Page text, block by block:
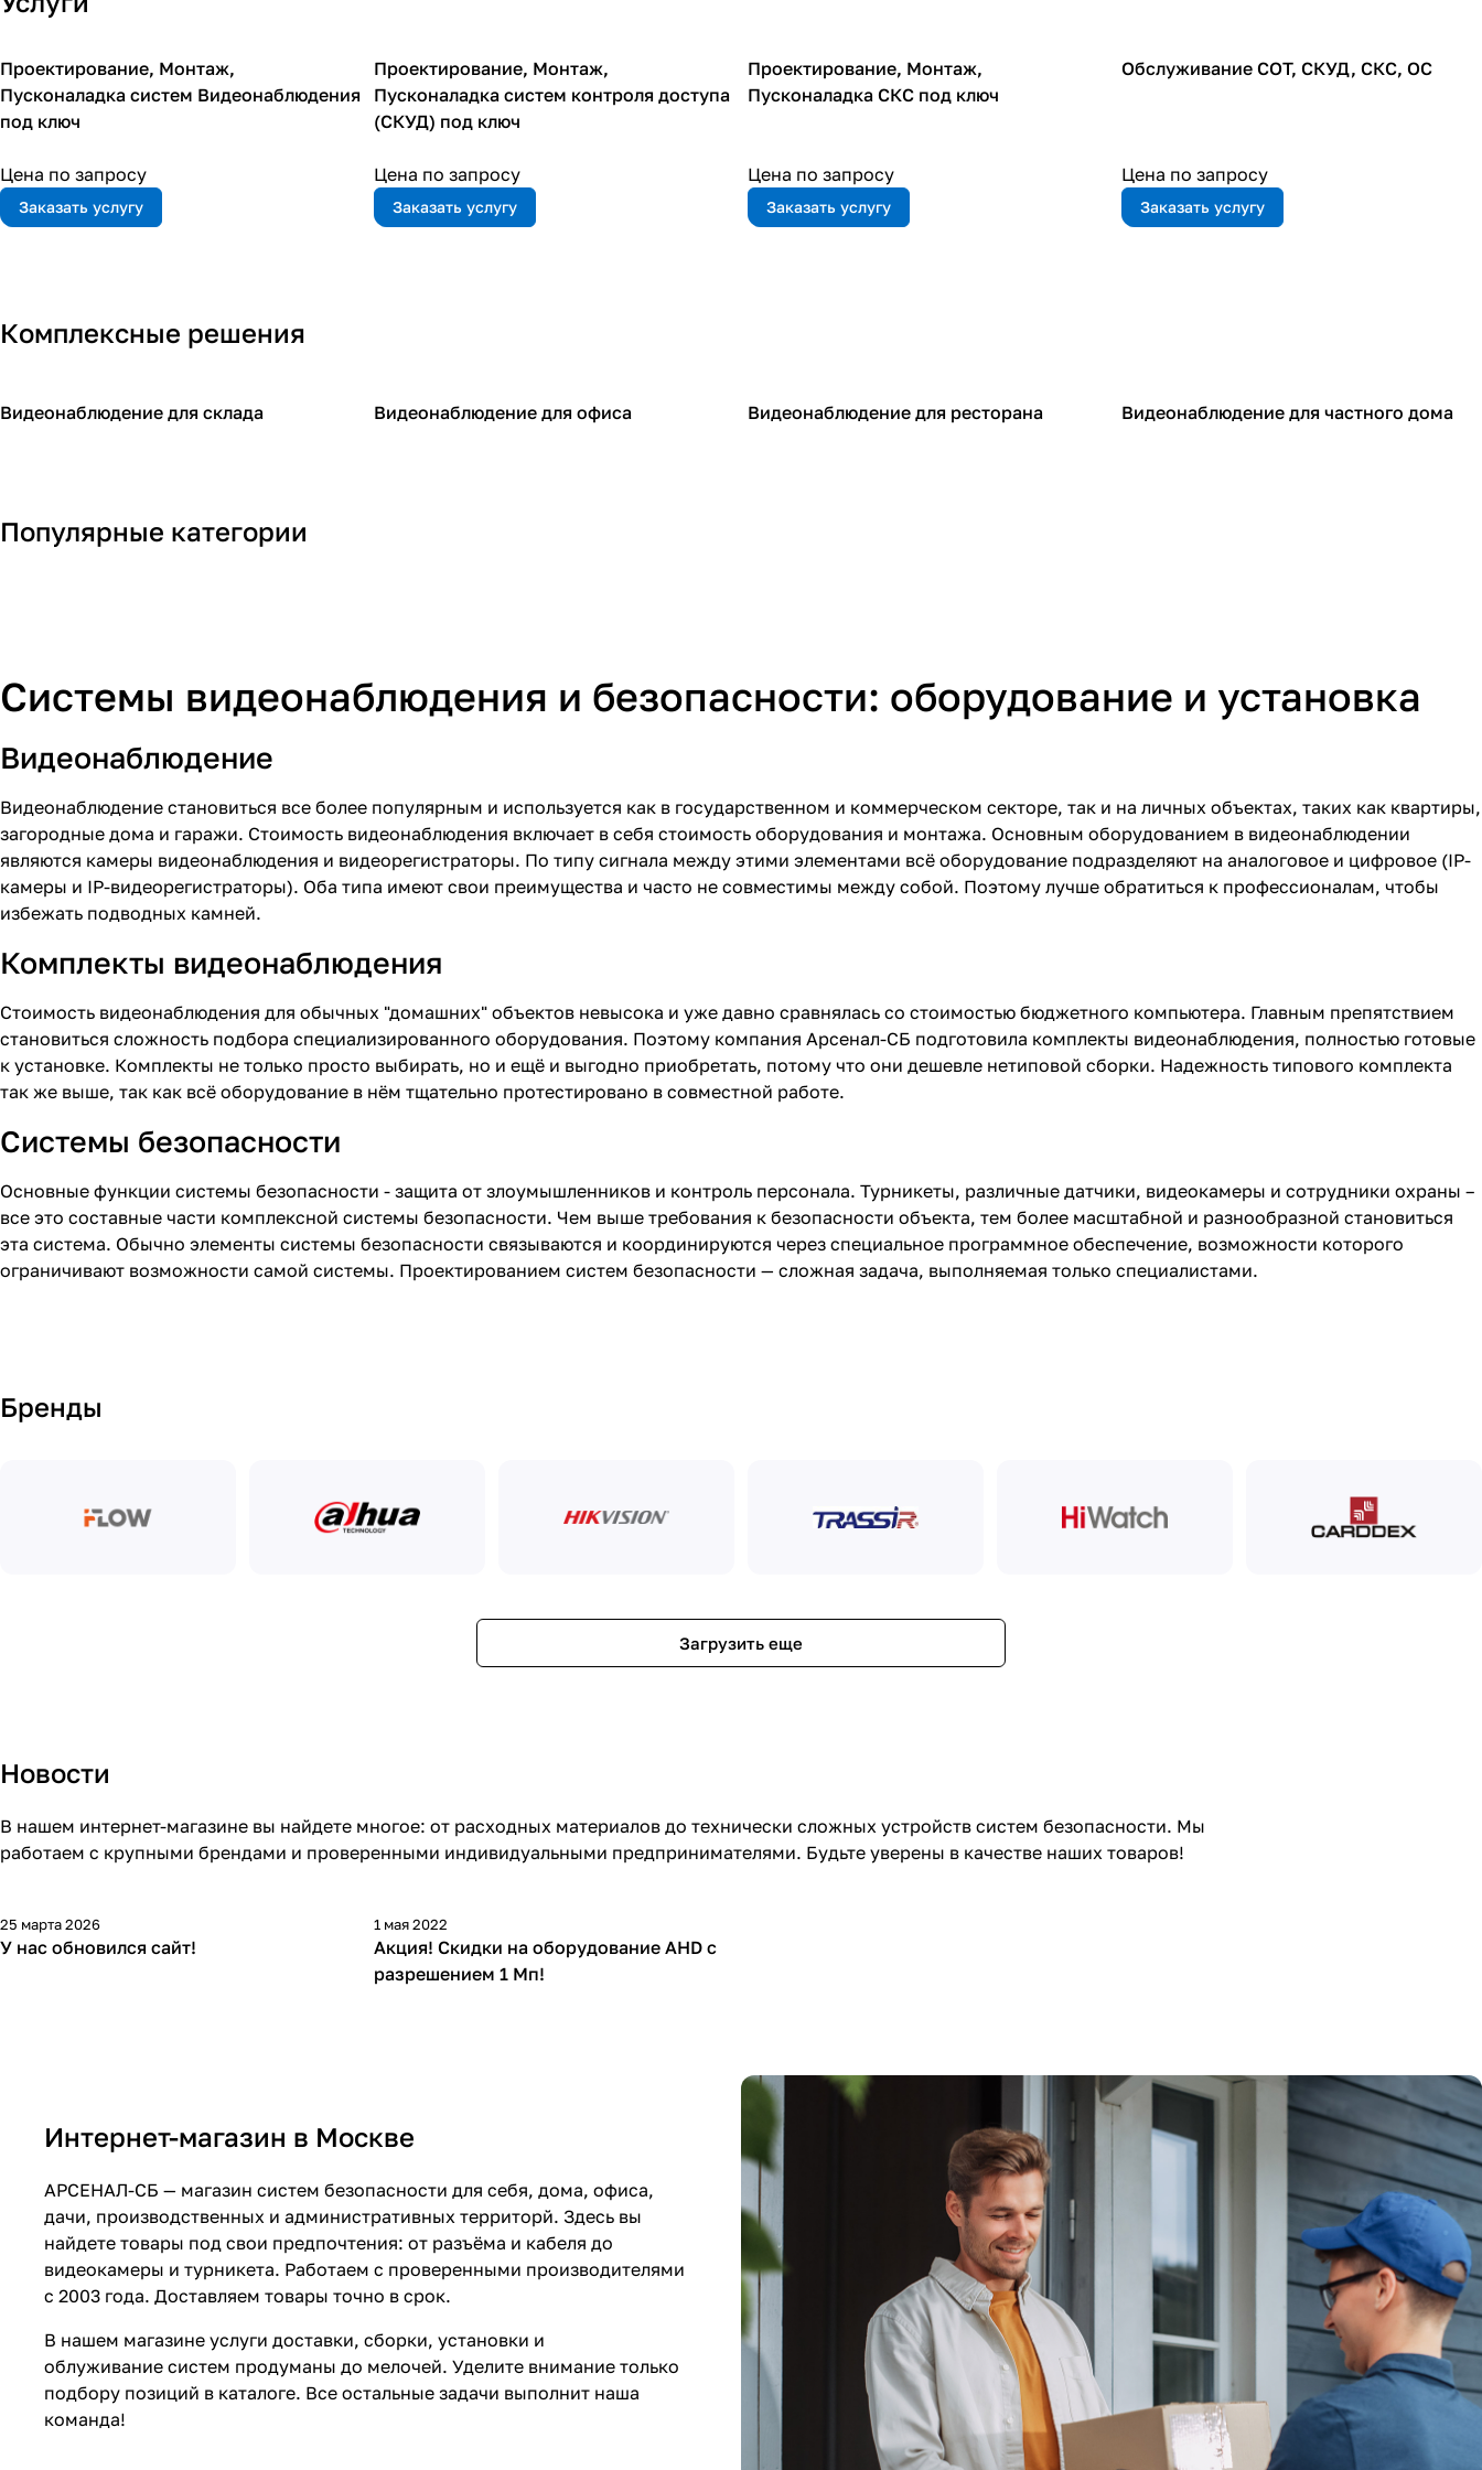
Проектирование, Монтаж,
Пусконаладка систем Видеонаблюдения
под ключ
Цена по запросу
Заказать услугу
Проектирование, Монтаж,
Пусконаладка систем контроля доступа
(СКУД) под ключ
Цена по запросу
Заказать услугу
Проектирование, Монтаж,
Пусконаладка СКС под ключ
Цена по запросу
Заказать услугу
Обслуживание СОТ, СКУД, СКС, ОС
Цена по запросу
Заказать услугу
Комплексные решения
Видеонаблюдение для склада Видеонаблюдение для офиса Видеонаблюдение для ресторана Видеонаблюдение для частного дома
Популярные категории
(CCTV)
Системы видеонаблюдения и безопасности: оборудование и установка
Видеонаблюдение
Видеонаблюдение становиться все более популярным и используется как в государственном и коммерческом секторе, так и на личных объектах, таких как квартиры,
загородные дома и гаражи. Стоимость видеонаблюдения включает в себя стоимость оборудования и монтажа. Основным оборудованием в видеонаблюдении
являются камеры видеонаблюдения и видеорегистраторы. По типу сигнала между этими элементами всё оборудование подразделяют на аналоговое и цифровое (IP-
камеры и IP-видеорегистраторы). Оба типа имеют свои преимущества и часто не совместимы между собой. Поэтому лучше обратиться к профессионалам, чтобы
избежать подводных камней.
Комплекты видеонаблюдения
Стоимость видеонаблюдения для обычных "домашних" объектов невысока и уже давно сравнялась со стоимостью бюджетного компьютера. Главным препятствием
становиться сложность подбора специализированного оборудования. Поэтому компания Арсенал-СБ подготовила комплекты видеонаблюдения, полностью готовые
к установке. Комплекты не только просто выбирать, но и ещё и выгодно приобретать, потому что они дешевле нетиповой сборки. Надежность типового комплекта
так же выше, так как всё оборудование в нём тщательно протестировано в совместной работе.
Системы безопасности
Основные функции системы безопасности - защита от злоумышленников и контроль персонала. Турникеты, различные датчики, видеокамеры и сотрудники охраны –
все это составные части комплексной системы безопасности. Чем выше требования к безопасности объекта, тем более масштабной и разнообразной становиться
эта система. Обычно элементы системы безопасности связываются и координируются через специальное программное обеспечение, возможности которого
ограничивают возможности самой системы. Проектированием систем безопасности — сложная задача, выполняемая только специалистами.
Бренды
Загрузить еще
Новости
В нашем интернет-магазине вы найдете многое: от расходных материалов до технически сложных устройств систем безопасности. Мы
работаем с крупными брендами и проверенными индивидуальными предпринимателями. Будьте уверены в качестве наших товаров!
25 марта 2026
У нас обновился сайт!
1 мая 2022
Акция! Скидки на оборудование AHD c
разрешением 1 Мп!
Интернет-магазин в Москве
АРСЕНАЛ-СБ — магазин систем безопасности для себя, дома, офиса,
дачи, производственных и административных территорй. Здесь вы
найдете товары под свои предпочтения: от разъёма и кабеля до
видеокамеры и турникета. Работаем с проверенными производителями
с 2003 года. Доставляем товары точно в срок.
В нашем магазине услуги доставки, сборки, установки и
облуживание систем продуманы до мелочей. Уделите внимание только
подбору позиций в каталоге. Все остальные задачи выполнит наша
команда!